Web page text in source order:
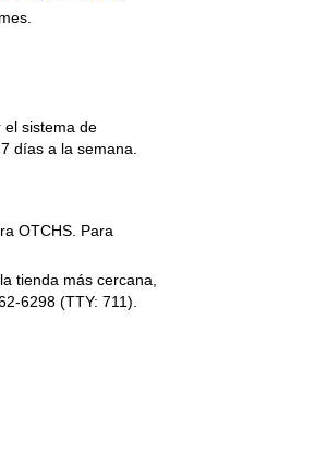
el sistema de
días a la semana.
OTCHS. Para
tienda más cercana,
6298 (TTY: 711).